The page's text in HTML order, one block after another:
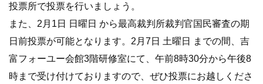
投票所で投票を行いましょう。
また、2月1日 日曜日 から最高裁判所裁判官国民審査の期
日前投票が可能となります。2月7日 土曜日 までの間、吉
富フォーユー会館3階研修室にて、午前8時30分から午後8
時まで受け付けておりますので、ぜひ投票にお越しくださ